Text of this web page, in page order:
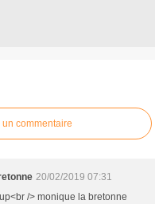
un commentaire
20/02/2019 07:31
/> monique la bretonne